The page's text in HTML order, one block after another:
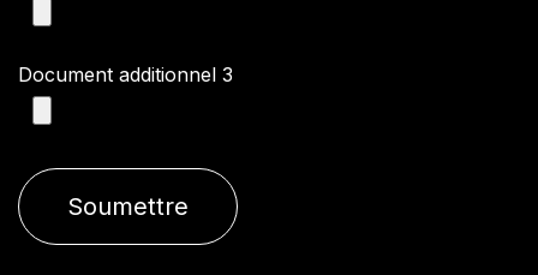
Document additionnel 3
Soumettre